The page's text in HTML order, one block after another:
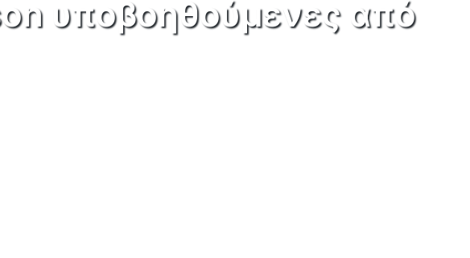
υποβοηθούμενες από